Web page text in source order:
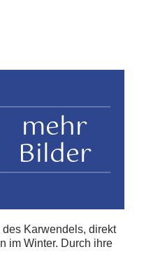
mehr
Bilder
Karwendels, direkt
im Winter. Durch ihre